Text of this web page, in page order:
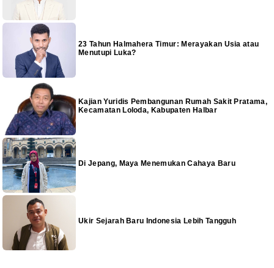
23 Tahun Halmahera Timur: Merayakan Usia atau
Menutupi Luka?
Kajian Yuridis Pembangunan Rumah Sakit Pratama,
Kecamatan Loloda, Kabupaten Halbar
Di Jepang, Maya Menemukan Cahaya Baru
Ukir Sejarah Baru Indonesia Lebih Tangguh